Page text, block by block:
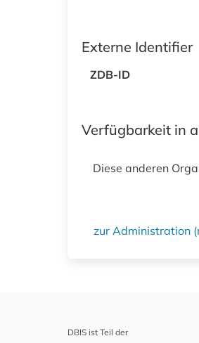
Externe Identifier
ZDB-ID
Verfügbarkeit in
Diese anderen
zur Administration
DBIS ist Teil der